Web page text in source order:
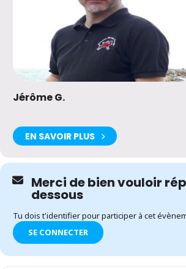
Jérôme G.
EN SAVOIR PLUS
Merci de bien vouloir
dessous
Tu dois t'identifier pour participer à cet
SE CONNECTER
Expand